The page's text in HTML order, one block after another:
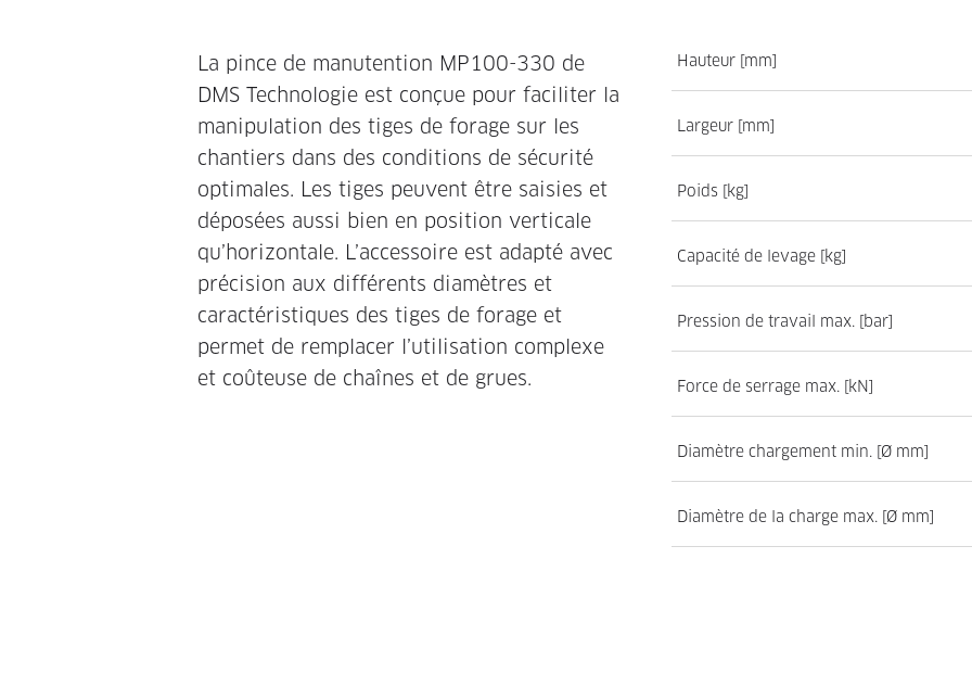
La pince de manutention MP100-330 de
DMS Technologie est conçue pour faciliter la
manipulation des tiges de forage sur les
chantiers dans des conditions de sécurité
optimales. Les tiges peuvent être saisies et
déposées aussi bien en position verticale
qu’horizontale. L’accessoire est adapté avec
précision aux différents diamètres et
caractéristiques des tiges de forage et
permet de remplacer l’utilisation complexe
et coûteuse de chaînes et de grues.
Hauteur [mm]
Largeur [mm]
Poids [kg]
Capacité de levage [kg]
Pression de travail max. [bar]
Force de serrage max. [kN]
Diamètre chargement min. [Ø mm]
Diamètre de la charge max. [Ø mm]